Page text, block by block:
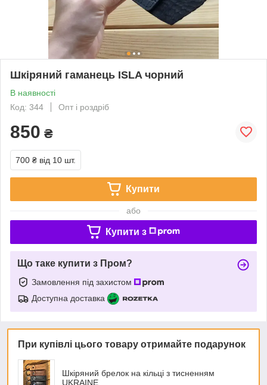
Шкіряний гаманець ISLA чорний
В наявності
Код: 344
Опт і роздріб
850 ₴
700 ₴ від 10 шт.
Купити
або
Купити з
Що таке купити з Пром?
Замовлення під захистом
Доступна доставка
При купівлі цього товару отримайте подарунок
Шкіряний брелок на кільці з тисненням
UKRAINE